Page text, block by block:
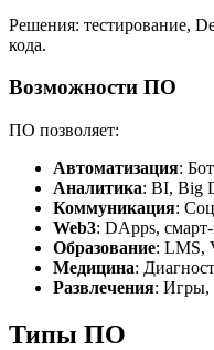
Решения: тестирование,
кода.
Возможности ПО
ПО позволяет:
Автоматизация:
Аналитика: BI, Big
Коммуникация:
Web3: DApps,
Образование: LMS,
Медицина:
Развлечения: Игры,
Типы ПО